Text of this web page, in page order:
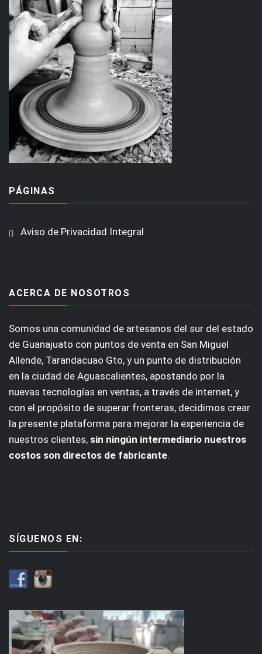
PÁGINAS
Aviso de Privacidad Integral
ACERCA DE NOSOTROS
Somos una comunidad de artesanos del sur del estado
de Guanajuato con puntos de venta en San Miguel
Allende, Tarandacuao Gto, y un punto de distribución
en la ciudad de Aguascalientes, apostando por la
nuevas tecnologías en ventas, a través de internet, y
con el propósito de superar fronteras, decidimos crear
la presente plataforma para mejorar la experiencia de
nuestros clientes, sin ningún intermediario nuestros
costos son directos de fabricante.
SÍGUENOS EN: